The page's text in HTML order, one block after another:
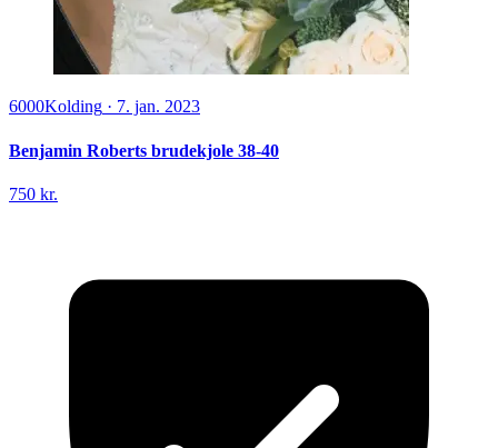
6000Kolding · 7. jan. 2023
Benjamin Roberts brudekjole 38-40
750 kr.